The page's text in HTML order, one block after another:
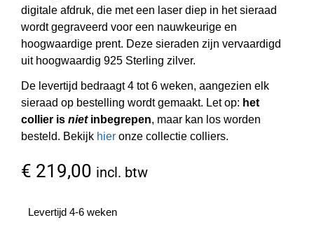
digitale afdruk, die met een laser diep in het sieraad
wordt gegraveerd voor een nauwkeurige en
hoogwaardige prent. Deze sieraden zijn vervaardigd
uit hoogwaardig 925 Sterling zilver.
De levertijd bedraagt 4 tot 6 weken, aangezien elk
sieraad op bestelling wordt gemaakt. Let op: het
collier is nietinbegrepen, maar kan los worden
besteld. Bekijk hier onze collectie colliers.
€ 219,00 incl. btw
Levertijd 4-6 weken